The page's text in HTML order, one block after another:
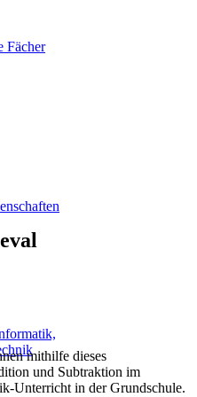
Fächer
mithilfe dieses
und Subtraktion im
Unterricht in der Grundschule.